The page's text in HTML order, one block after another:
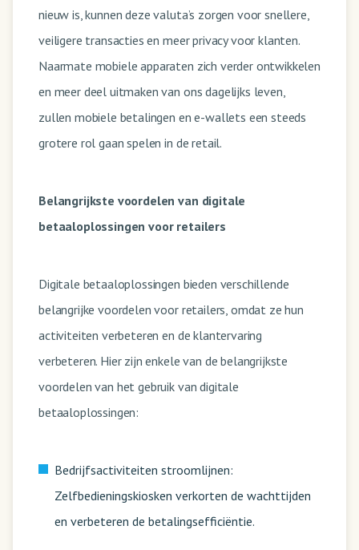
nieuw is, kunnen deze valuta’s zorgen voor snellere,
veiligere transacties en meer privacy voor klanten.
Naarmate mobiele apparaten zich verder ontwikkelen
en meer deel uitmaken van ons dagelijks leven,
zullen mobiele betalingen en e-wallets een steeds
grotere rol gaan spelen in de retail.
Belangrijkste voordelen van digitale
betaaloplossingen voor retailers
Digitale betaaloplossingen bieden verschillende
belangrijke voordelen voor retailers, omdat ze hun
activiteiten verbeteren en de klantervaring
verbeteren. Hier zijn enkele van de belangrijkste
voordelen van het gebruik van digitale
betaaloplossingen:
Bedrijfsactiviteiten stroomlijnen:
Zelfbedieningskiosken verkorten de wachttijden
en verbeteren de betalingsefficiëntie.